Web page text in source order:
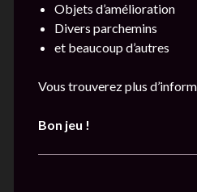
Objets d’amélioration
Divers parchemins
et beaucoup d’autres
Vous trouverez plus
Bon jeu !